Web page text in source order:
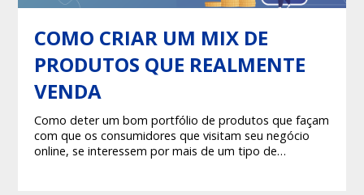
COMO CRIAR UM MIX DE
PRODUTOS QUE REALMENTE
VENDA
Como deter um bom portfólio de produtos que façam
com que os consumidores que visitam seu negócio
online, se interessem por mais de um tipo de